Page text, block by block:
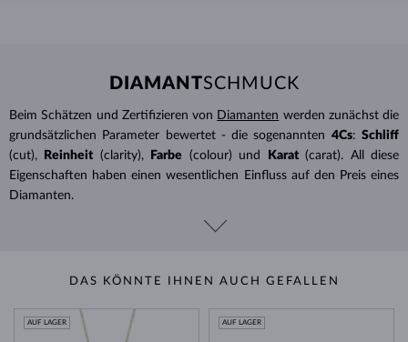
DIAMANTSCHMUCK
Beim Schätzen und Zertifizieren von Diamanten werden zunächst die
grundsätzlichen Parameter bewertet - die sogenannten 4Cs: Schliff
(cut),
Reinheit (clarity), Farbe (colour) und Karat (carat). All diese
Eigenschaften haben einen wesentlichen Einfluss auf den Preis eines
Diamanten.
DAS KÖNNTE IHNEN AUCH GEFALLEN
AUF LAGER AUF LAGER